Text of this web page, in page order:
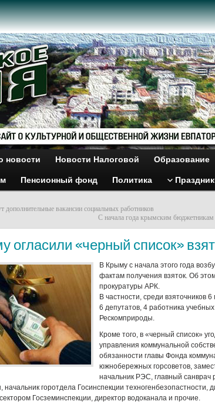
новости Новости Налоговой Образование
Пенсионный фонд Политика
дополнительные вакансии социальных работников
С начала года крымским
огласили «черный список»
В Крыму с начала этого года
фактам получения взяток. Об
прокуратуры АРК.
В частности, среди взяточников
6 депутатов, 4 работника
Рескомприроды.
Кроме того, в «черный список»
управления коммунальной
обязанности главы Фонда
южнобережных горсоветов,
начальник РЭС, главный санврач
начальник горотдела Госинспекции техногенбезопастности,
Госземинспекции, директор водоканала и прочие.